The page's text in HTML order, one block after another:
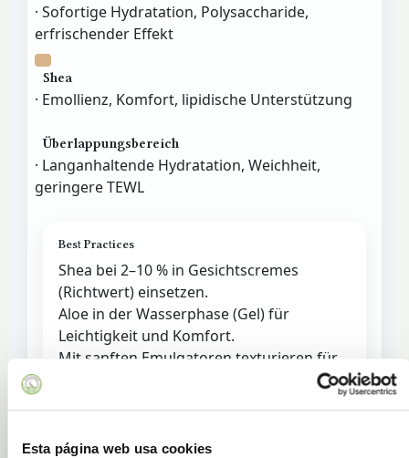
Esta página web usa cookies
· Sofortige Hydratation, Polysaccharide,
erfrischender Effekt
Shea
· Emollienz, Komfort, lipidische Unterstützung
Überlappungsbereich
· Langanhaltende Hydratation, Weichheit,
geringere TEWL
Best Practices
Shea bei 2–10 % in Gesichtscremes
(Richtwert) einsetzen.
Aloe in der Wasserphase (Gel) für
Leichtigkeit und Komfort.
Mit sanften Emulgatoren texturieren für
Anwendungen